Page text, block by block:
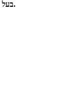
בעל נסיון רב בהוראה גם באופן פרטי וגם באוניברסיטה.